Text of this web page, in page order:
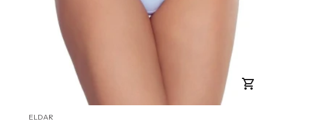
PRODUCENT
ELDAR